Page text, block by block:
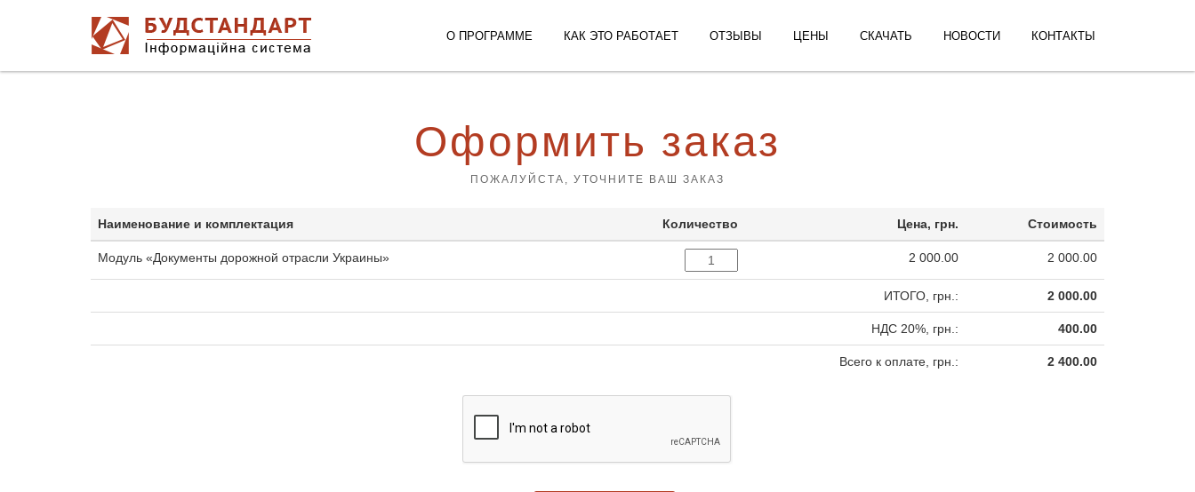
О ПРОГРАММЕ КАК ЭТО РАБОТАЕТ ОТЗЫВЫ ЦЕНЫ СКАЧАТЬ НОВОСТИ КОНТАКТЫ
Оформить заказ
ПОЖАЛУЙСТА, УТОЧНИТЕ ВАШ ЗАКАЗ
Наименование и комплектация Количество Цена, грн. Стоимость
Модуль «Документы дорожной отрасли Украины» 2 000.00 2 000.00
ИТОГО, грн.: 2 000.00
НДС 20%, грн.: 400.00
Всего к оплате, грн.: 2 400.00